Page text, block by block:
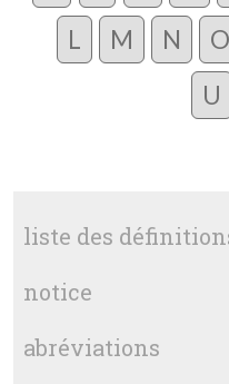
L
M N O
U
liste des
notice
abréviations